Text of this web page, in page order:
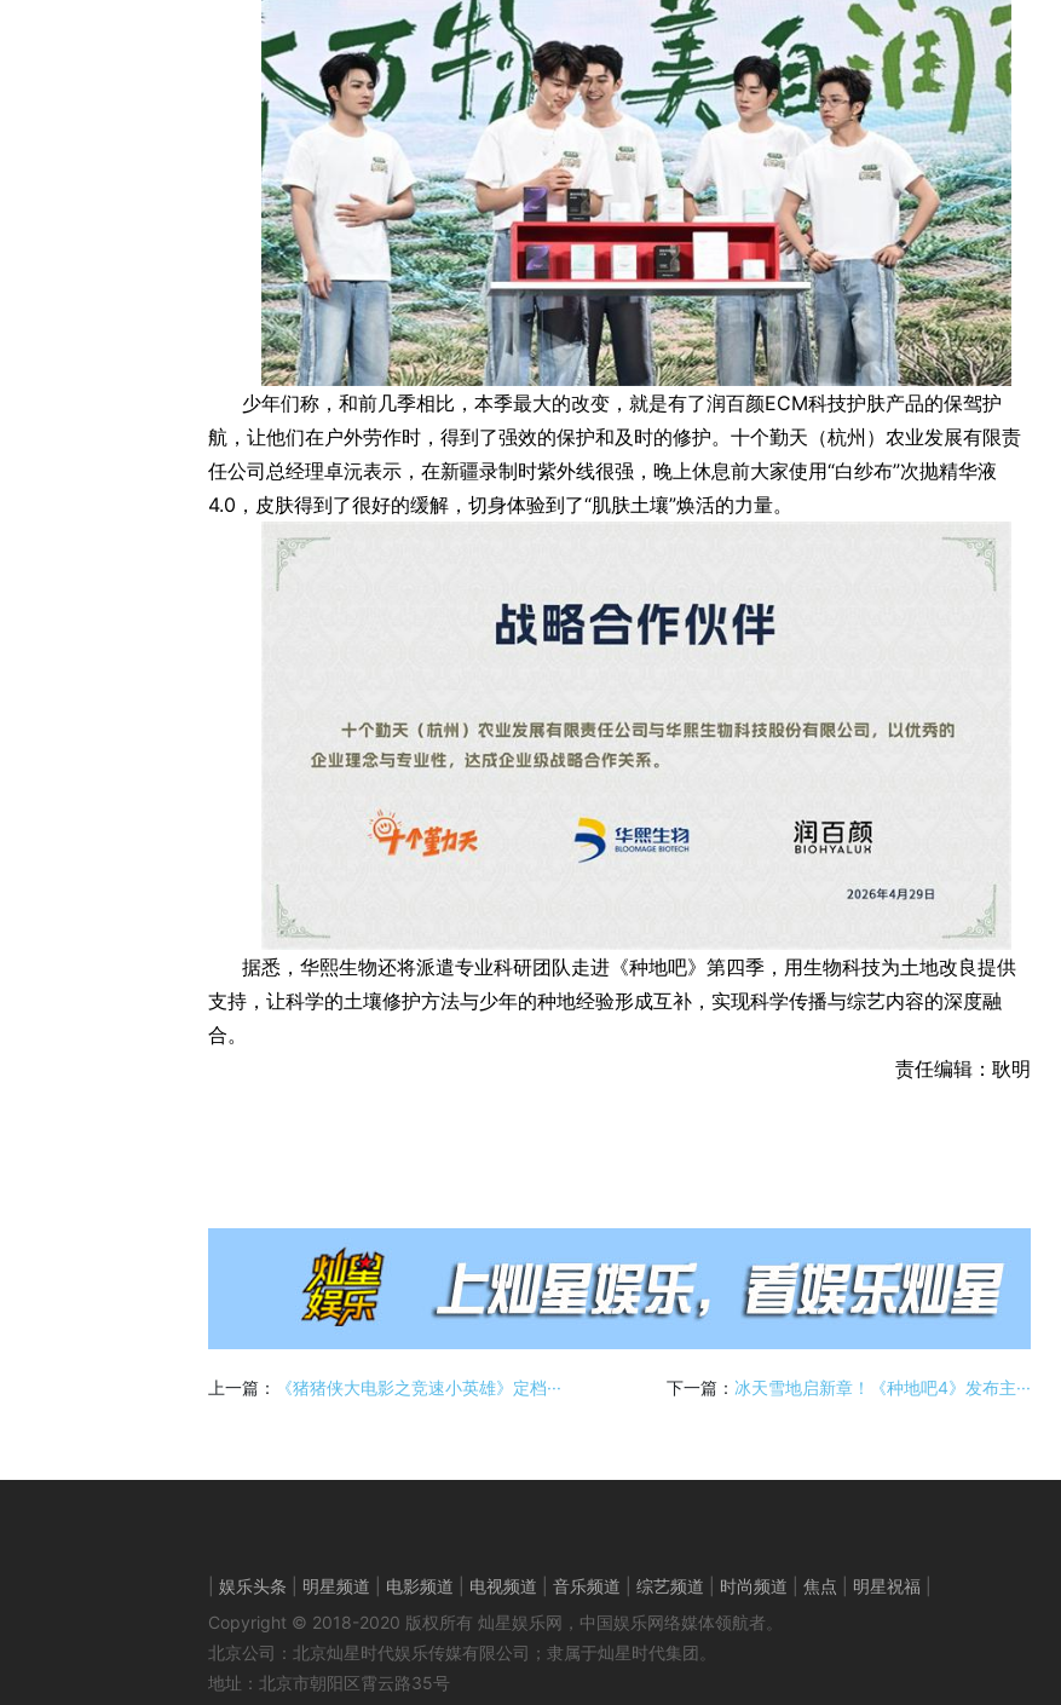
少年们称，和前几季相比，本季最大的改变，就是有了润百颜ECM科技护肤产品的保驾护
航，让他们在户外劳作时，得到了强效的保护和及时的修护。十个勤天（杭州）农业发展有限责
任公司‌总经理‌卓沅表示，在新疆录制时紫外线很强，晚上休息前大家使用“白纱布”次抛精华液
4.0，皮肤得到了很好的缓解，切身体验到了“肌肤土壤”焕活的力量。
据悉，华熙生物还将派遣专业科研团队走进《种地吧》第四季，用生物科技为土地改良提供
支持，让科学的土壤修护方法与少年的种地经验形成互补，实现科学传播与综艺内容的深度融
合。
责任编辑：耿明
上一篇： 《猪猪侠大电影之竞速小英雄》定档··· 下一篇： 冰天雪地启新章！《种地吧4》发布主···
娱乐头条 明星频道 电影频道 电视频道 音乐频道 综艺频道 时尚频道 焦点 明星祝福
Copyright © 2018-2020 版权所有 灿星娱乐网，中国娱乐网络媒体领航者。
北京公司：北京灿星时代娱乐传媒有限公司；隶属于灿星时代集团。
地址：北京市朝阳区霄云路35号